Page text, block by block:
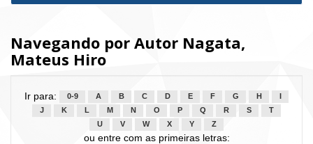
Navegando por Autor Nagata,
Mateus Hiro
Ir para: 0-9 A B C D E F G H
J
K L M N O P Q R S
T
U
V W X Y Z
ou entre com as primeiras letras: